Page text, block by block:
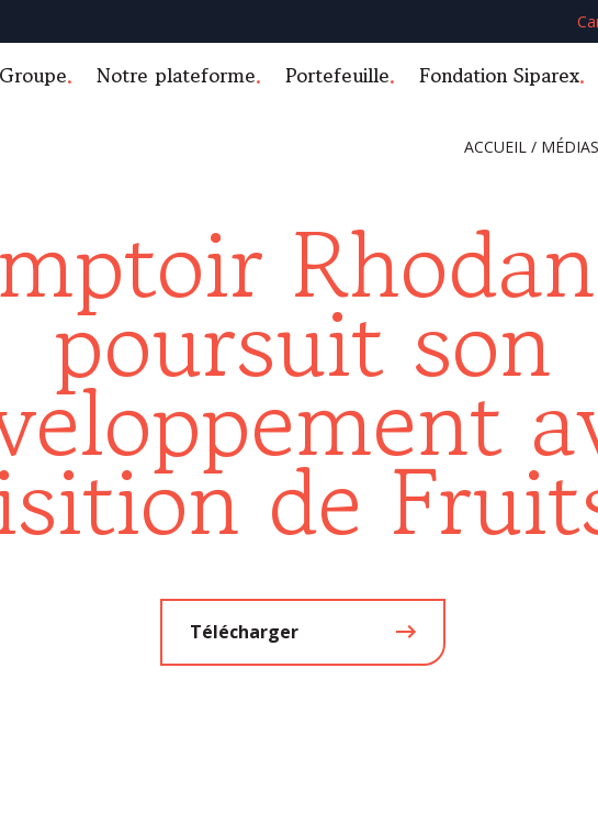
Notre plateforme Portefeuille Fondation Siparex
ACCUEIL / MÉDIAS
poursuit son
de
Télécharger